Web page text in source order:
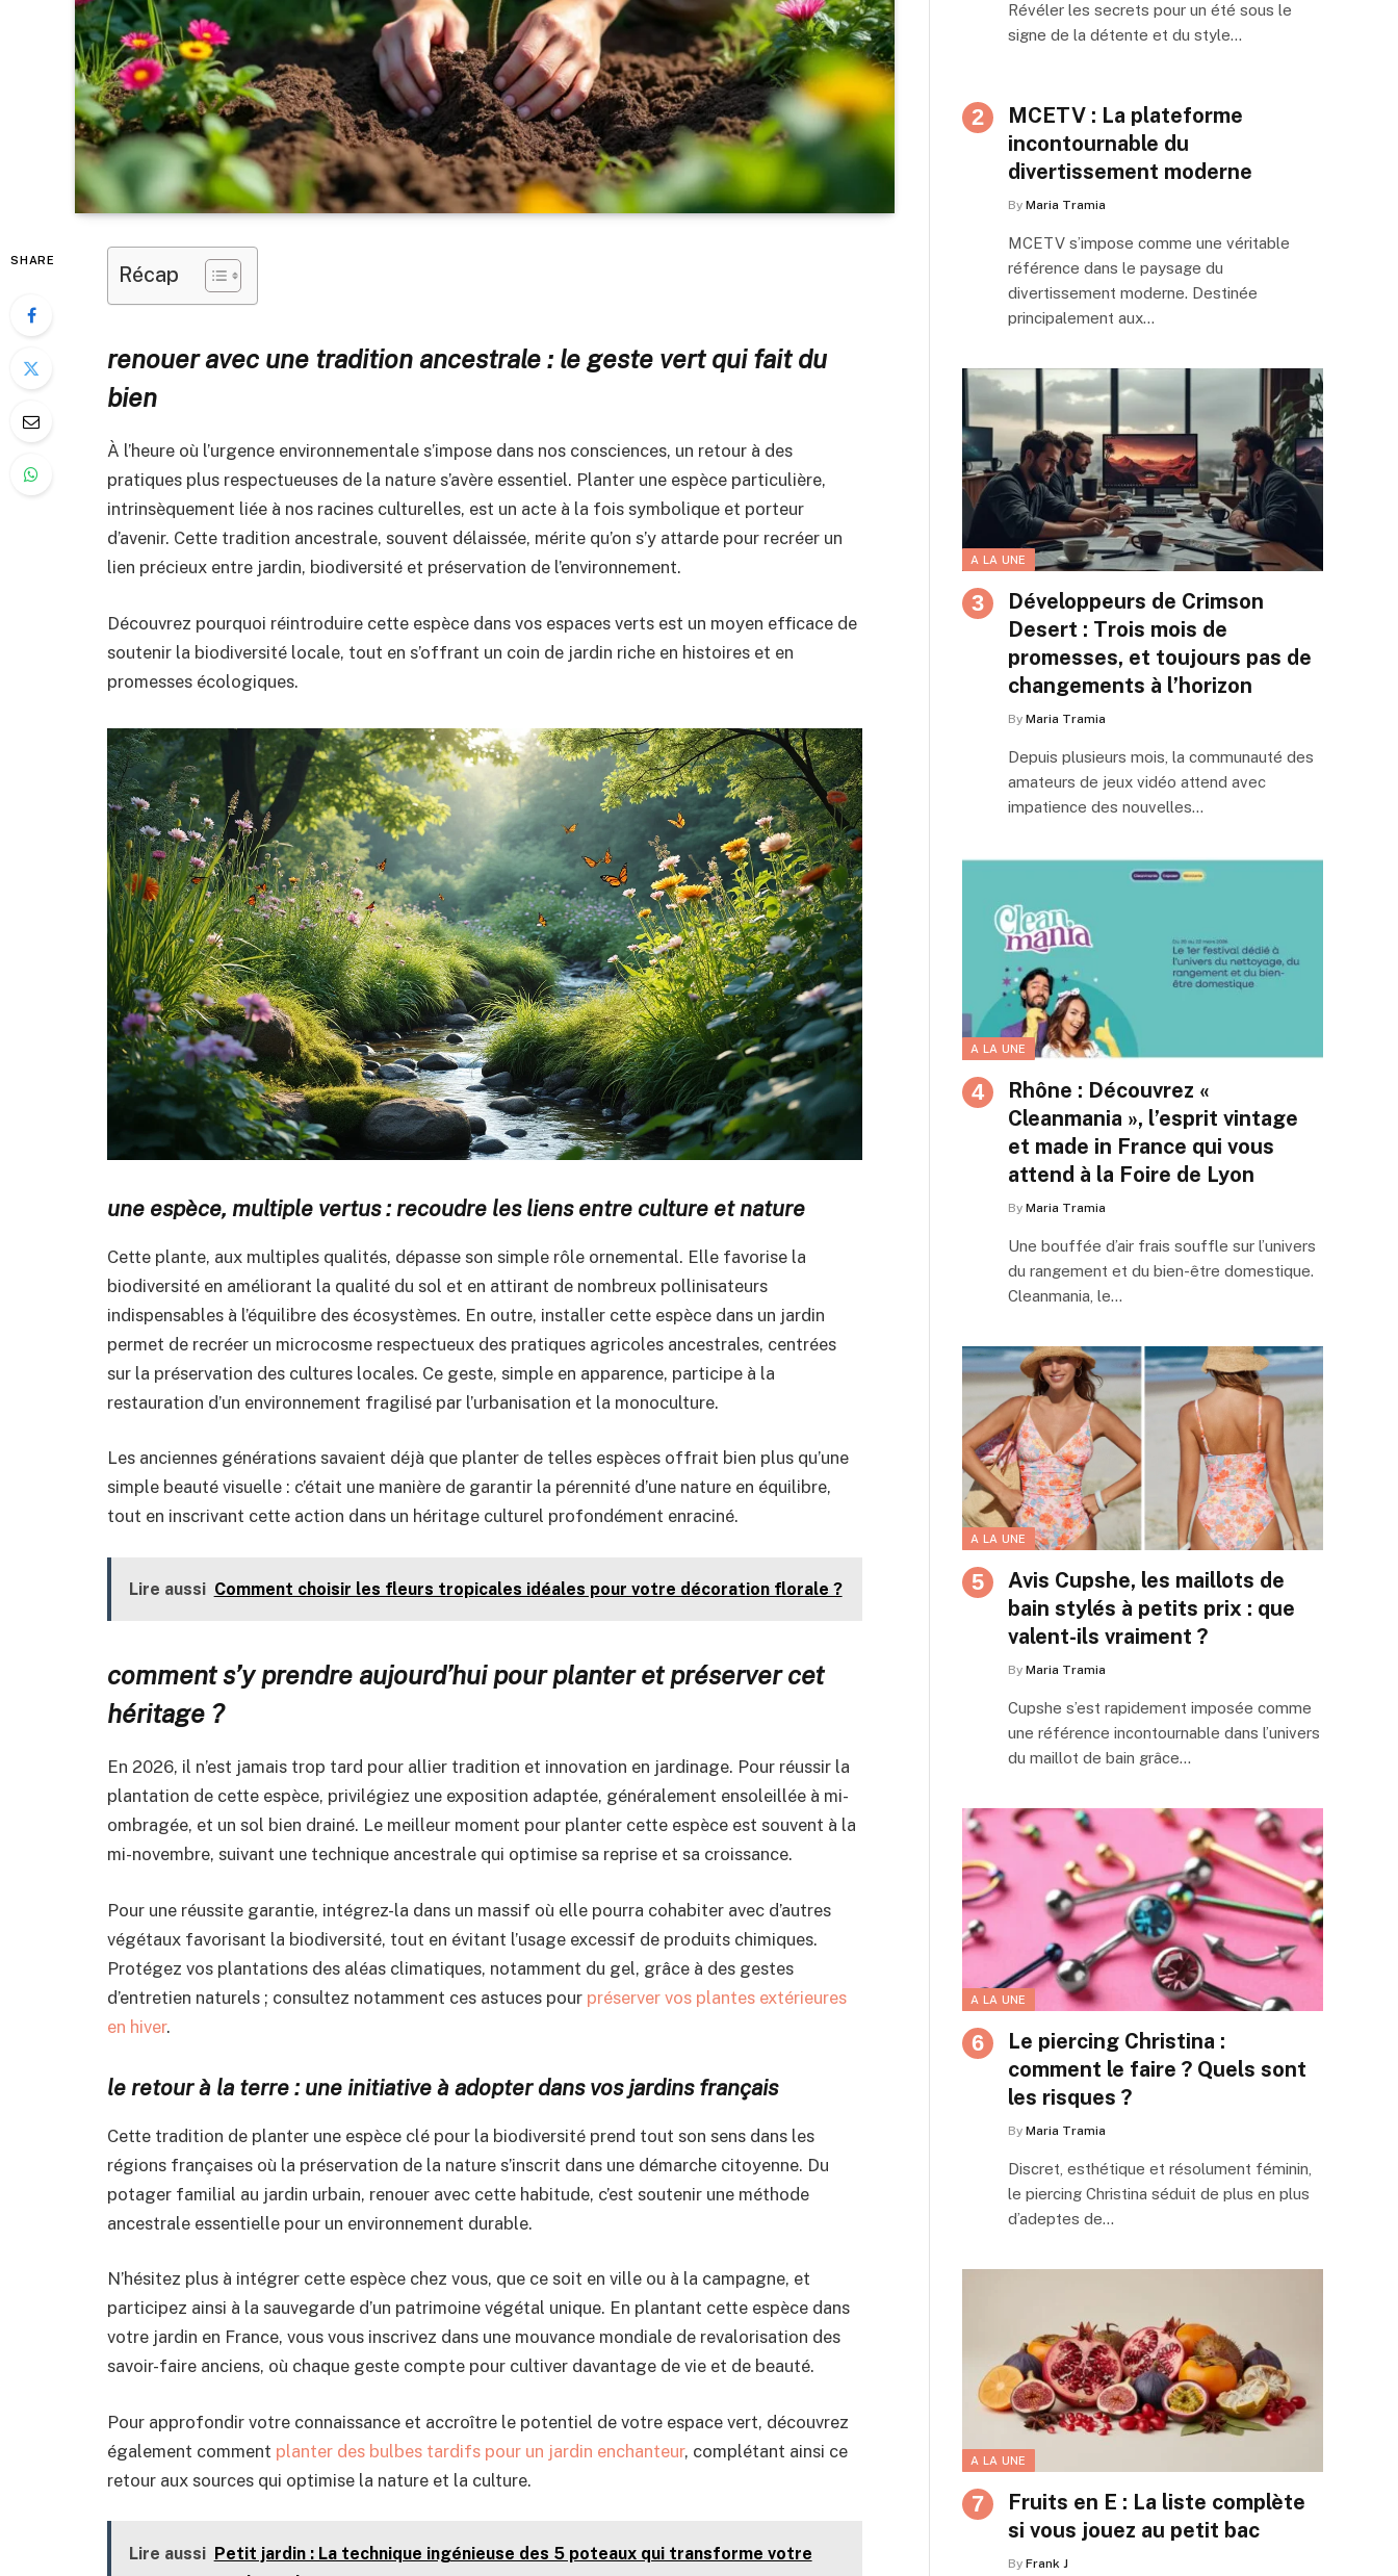
SHARE
Récap
renouer avec une tradition ancestrale : le geste vert qui fait du
bien
À l’heure où l’urgence environnementale s’impose dans nos consciences, un retour à des
pratiques plus respectueuses de la nature s’avère essentiel. Planter une espèce particulière,
intrinsèquement liée à nos racines culturelles, est un acte à la fois symbolique et porteur
d’avenir. Cette tradition ancestrale, souvent délaissée, mérite qu’on s’y attarde pour recréer un
lien précieux entre jardin, biodiversité et préservation de l’environnement.
Découvrez pourquoi réintroduire cette espèce dans vos espaces verts est un moyen efficace de
soutenir la biodiversité locale, tout en s’offrant un coin de jardin riche en histoires et en
promesses écologiques.
une espèce, multiple vertus : recoudre les liens entre culture et nature
Cette plante, aux multiples qualités, dépasse son simple rôle ornemental. Elle favorise la
biodiversité en améliorant la qualité du sol et en attirant de nombreux pollinisateurs
indispensables à l’équilibre des écosystèmes. En outre, installer cette espèce dans un jardin
permet de recréer un microcosme respectueux des pratiques agricoles ancestrales, centrées
sur la préservation des cultures locales. Ce geste, simple en apparence, participe à la
restauration d’un environnement fragilisé par l’urbanisation et la monoculture.
Les anciennes générations savaient déjà que planter de telles espèces offrait bien plus qu’une
simple beauté visuelle : c’était une manière de garantir la pérennité d’une nature en équilibre,
tout en inscrivant cette action dans un héritage culturel profondément enraciné.
Lire aussi Comment choisir les fleurs tropicales idéales pour votre décoration florale ?
comment s’y prendre aujourd’hui pour planter et préserver cet
héritage ?
En 2026, il n’est jamais trop tard pour allier tradition et innovation en jardinage. Pour réussir la
plantation de cette espèce, privilégiez une exposition adaptée, généralement ensoleillée à mi-
ombragée, et un sol bien drainé. Le meilleur moment pour planter cette espèce est souvent à la
mi-novembre, suivant une technique ancestrale qui optimise sa reprise et sa croissance.
Pour une réussite garantie, intégrez-la dans un massif où elle pourra cohabiter avec d’autres
végétaux favorisant la biodiversité, tout en évitant l’usage excessif de produits chimiques.
Protégez vos plantations des aléas climatiques, notamment du gel, grâce à des gestes
d’entretien naturels ; consultez notamment ces astuces pour préserver vos plantes extérieures
en hiver.
le retour à la terre : une initiative à adopter dans vos jardins français
Cette tradition de planter une espèce clé pour la biodiversité prend tout son sens dans les
régions françaises où la préservation de la nature s’inscrit dans une démarche citoyenne. Du
potager familial au jardin urbain, renouer avec cette habitude, c’est soutenir une méthode
ancestrale essentielle pour un environnement durable.
N’hésitez plus à intégrer cette espèce chez vous, que ce soit en ville ou à la campagne, et
participez ainsi à la sauvegarde d’un patrimoine végétal unique. En plantant cette espèce dans
votre jardin en France, vous vous inscrivez dans une mouvance mondiale de revalorisation des
savoir-faire anciens, où chaque geste compte pour cultiver davantage de vie et de beauté.
Pour approfondir votre connaissance et accroître le potentiel de votre espace vert, découvrez
également comment planter des bulbes tardifs pour un jardin enchanteur, complétant ainsi ce
retour aux sources qui optimise la nature et la culture.
Lire aussi Petit jardin : La technique ingénieuse des 5 poteaux qui transforme votre
Révéler les secrets pour un été sous le
signe de la détente et du style…
MCETV : La plateforme
incontournable du
divertissement moderne
By Maria Tramia
MCETV s’impose comme une véritable
référence dans le paysage du
divertissement moderne. Destinée
principalement aux…
A LA UNE
Développeurs de Crimson
Desert : Trois mois de
promesses, et toujours pas de
changements à l’horizon
By Maria Tramia
Depuis plusieurs mois, la communauté des
amateurs de jeux vidéo attend avec
impatience des nouvelles…
A LA UNE
Rhône : Découvrez «
Cleanmania », l’esprit vintage
et made in France qui vous
attend à la Foire de Lyon
By Maria Tramia
Une bouffée d’air frais souffle sur l’univers
du rangement et du bien-être domestique.
Cleanmania, le…
A LA UNE
Avis Cupshe, les maillots de
bain stylés à petits prix : que
valent-ils vraiment ?
By Maria Tramia
Cupshe s’est rapidement imposée comme
une référence incontournable dans l’univers
du maillot de bain grâce…
A LA UNE
Le piercing Christina :
comment le faire ? Quels sont
les risques ?
By Maria Tramia
Discret, esthétique et résolument féminin,
le piercing Christina séduit de plus en plus
d’adeptes de…
A LA UNE
Fruits en E : La liste complète
si vous jouez au petit bac
By Frank J